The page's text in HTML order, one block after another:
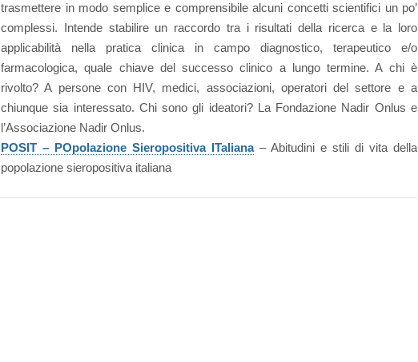
trasmettere in modo semplice e comprensibile alcuni concetti scientifici un po’
complessi. Intende stabilire un raccordo tra i risultati della ricerca e la loro
applicabilità nella pratica clinica in campo diagnostico, terapeutico e/o
farmacologica, quale chiave del successo clinico a lungo termine. A chi è
rivolto? A persone con HIV, medici, associazioni, operatori del settore e a
chiunque sia interessato. Chi sono gli ideatori? La Fondazione Nadir Onlus e
l’Associazione Nadir Onlus.
POSIT – POpolazione Sieropositiva ITaliana– Abitudini e stili di vita della
popolazione sieropositiva italiana